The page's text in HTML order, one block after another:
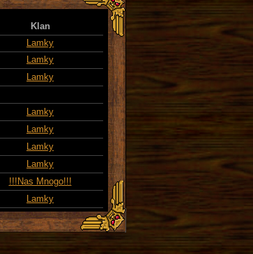
Klan
Lamky
Lamky
Lamky
Lamky
Lamky
Lamky
Lamky
!!!Nas Mnogo!!!
Lamky